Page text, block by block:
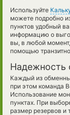
Используйте
можете подробно
пунктов удобный
информацию о
вы, в любой
помощью
Надежность
Каждый из
при этом команда
Использование
пунктах. При
размер резервов и